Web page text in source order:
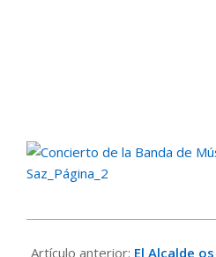
12-
Artículo anterior: El Alcalde